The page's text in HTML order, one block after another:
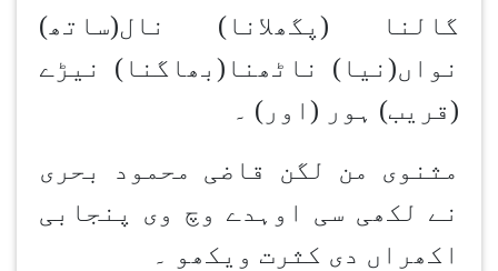
گالنا (پگھلانا) نال(ساتھ)
نواں(نیا) ناٹھنا(بھاگنا) نیڑے
(قریب) ہور (اور) ۔
مثنوی من لگن قاضی محمود بحری
نے لکھی سی اوہدے وچ وی پنجابی
اکھراں دی کثرت ویکھو ۔